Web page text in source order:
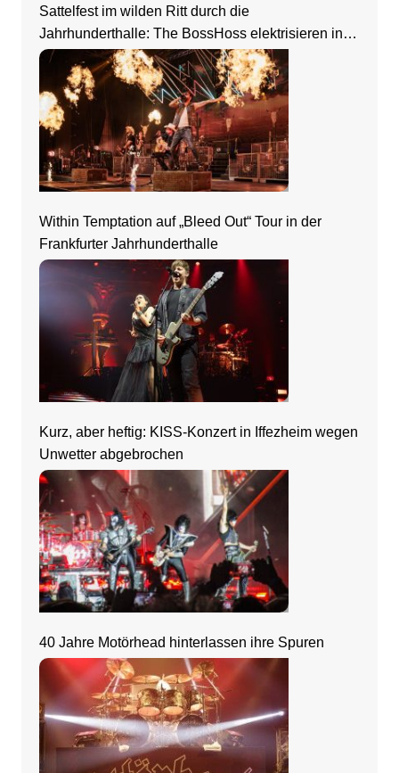
Sattelfest im wilden Ritt durch die
Jahrhunderthalle: The BossHoss elektrisieren in
Frankfurt
Within Temptation auf „Bleed Out“ Tour in der
Frankfurter Jahrhunderthalle
Kurz, aber heftig: KISS-Konzert in Iffezheim wegen
Unwetter abgebrochen
40 Jahre Motörhead hinterlassen ihre Spuren